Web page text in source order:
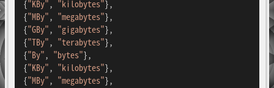
{"KBy", "kilobytes"},
{"MBy", "megabytes"},
{"GBy", "gigabytes"},
{"TBy", "terabytes"},
{"By", "bytes"},
{"KBy", "kilobytes"},
{"MBy", "megabytes"},